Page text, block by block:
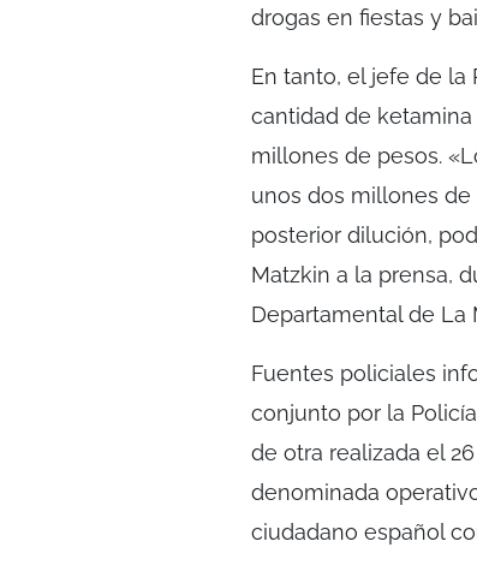
drogas en fiestas y
En tanto, el jefe de la
cantidad de
millones de pesos.
unos dos millones
posterior dilución,
Matzkin a la prensa,
Departamental de La
Fuentes policiales
conjunto por la
de otra realizada el
denominada
ciudadano español